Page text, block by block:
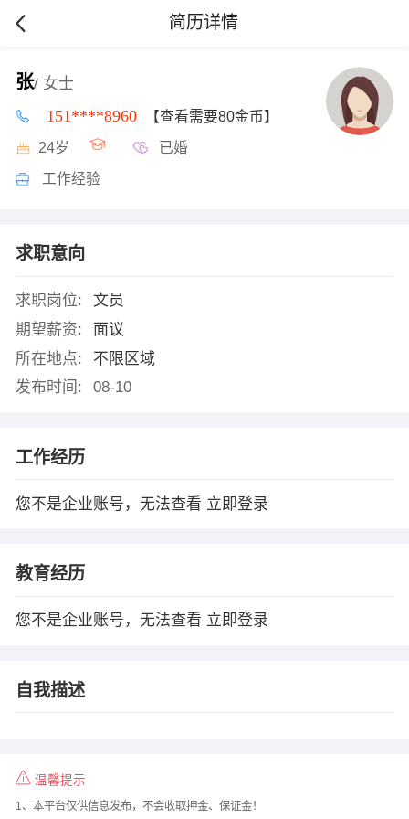
简历详情
张/ 女士
151****8960 【查看需要80金币】
24岁 已婚
工作经验
求职意向
求职岗位:
文员
期望薪资:
面议
所在地点:
不限区域
发布时间:
08-10
工作经历
您不是企业账号，无法查看 立即登录
教育经历
您不是企业账号，无法查看 立即登录
自我描述
温馨提示
1、本平台仅供信息发布，不会收取押金、保证金！